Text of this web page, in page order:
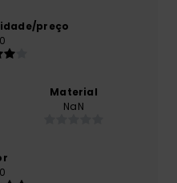
preço
Material
NaN